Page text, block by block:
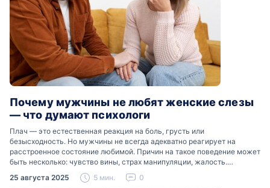
Почему мужчины не любят женские слезы
— что думают психологи
Плач — это естественная реакция на боль, грусть или
безысходность. Но мужчины не всегда адекватно реагирует на
расстроенное состояние любимой. Причин на такое поведение может
быть несколько: чувство вины, страх манипуляции, жалость.
Разобраться, почему мужчины боятся женских слез, помогут советы
психологов…
25 августа 2025 5 мин. 0